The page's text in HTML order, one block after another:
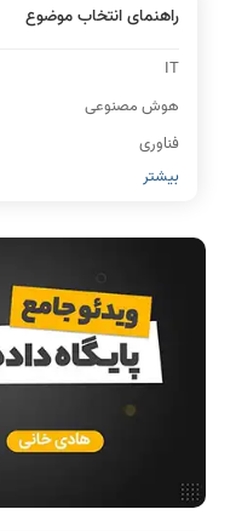
راهنمای انتخاب موضوع
IT
هوش مصنوعی
فناوری
مقالات عمومی رشته کامپیوتر
معماری کامپیوتر
ریاضیات گسسته
مدار منطقی
ساختمان داده
طراحی الگوریتم
بیشتر